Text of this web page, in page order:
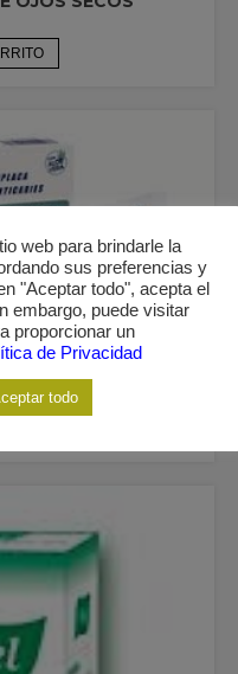
50 ML
web para brindarle la
sus preferencias y
"Aceptar todo", acepta el
embargo, puede visitar
proporcionar un
de Privacidad
todo